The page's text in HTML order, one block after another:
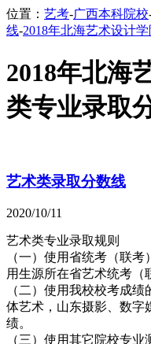
位置： 艺考-广西本科院校
线-2018年北海艺术设计
2018年北海
类专业录取
艺术类录取分数线
2020/10/11
艺术类专业录取规则
（一）使用省统考（联
用生源所在省艺术统考（
（二）使用我校校考成
体艺术，山东摄影、数字
绩。
（三）使用其它院校专